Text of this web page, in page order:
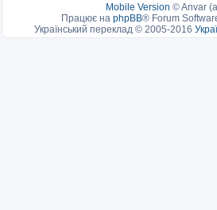
Mobile Version ©Anvar
Працює на phpBB® Forum
Український переклад © 2005-2016